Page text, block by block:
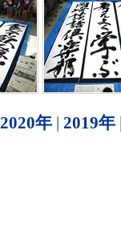
2020年 | 2019年